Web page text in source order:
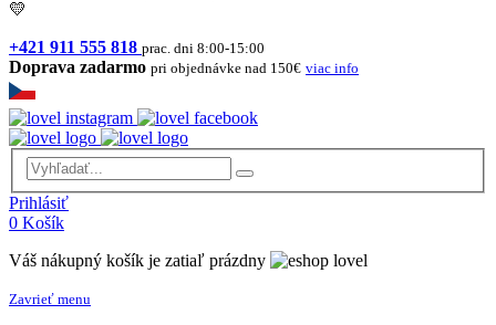
💛
+421 911 555 818 prac. dni 8:00-15:00
Doprava zadarmo pri objednávke nad 150€ viac info
Prihlásiť
0 Košík
Váš nákupný košík je zatiaľ prázdny
Zavrieť menu